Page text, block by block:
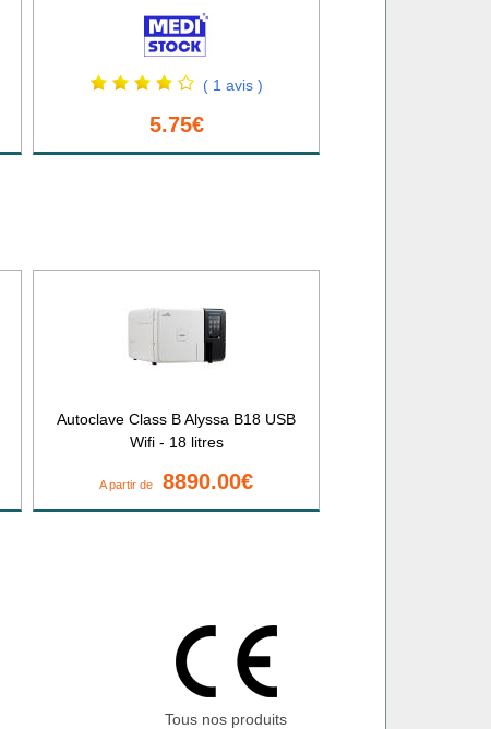
( 1 avis )
5.75€
Autoclave Class B Alyssa B18 USB
Wifi - 18 litres
A partir de8890.00€
Tous nos produits